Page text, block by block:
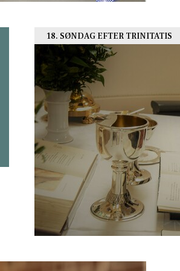
18. SØNDAG EFTER TRINITATIS